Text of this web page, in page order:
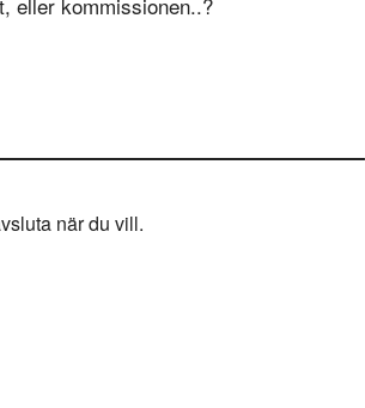
när du vill.